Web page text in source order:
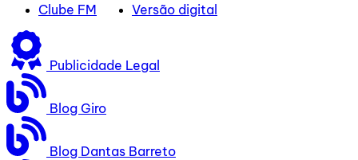
Clube FM Versão digital
Publicidade Legal
Blog Giro
Blog Dantas Barreto